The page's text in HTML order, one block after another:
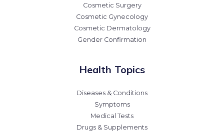
Cosmetic Surgery
Cosmetic Gynecology
Cosmetic Dermatology
Gender Confirmation
Health Topics
Diseases & Conditions
Symptoms
Medical Tests
Drugs & Supplements